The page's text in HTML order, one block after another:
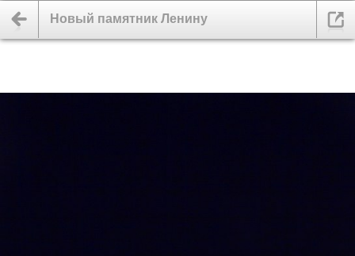
Новый памятник Ленину